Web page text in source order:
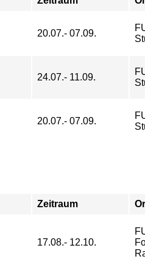
20.07.- 07.09.
24.07.- 11.09.
20.07.- 07.09.
Zeitraum
17.08.- 12.10.